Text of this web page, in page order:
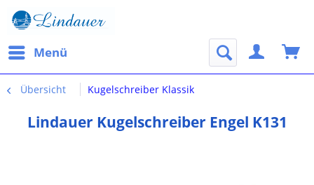
Menü
Übersicht Kugelschreiber Klassik
Lindauer Kugelschreiber Engel K131